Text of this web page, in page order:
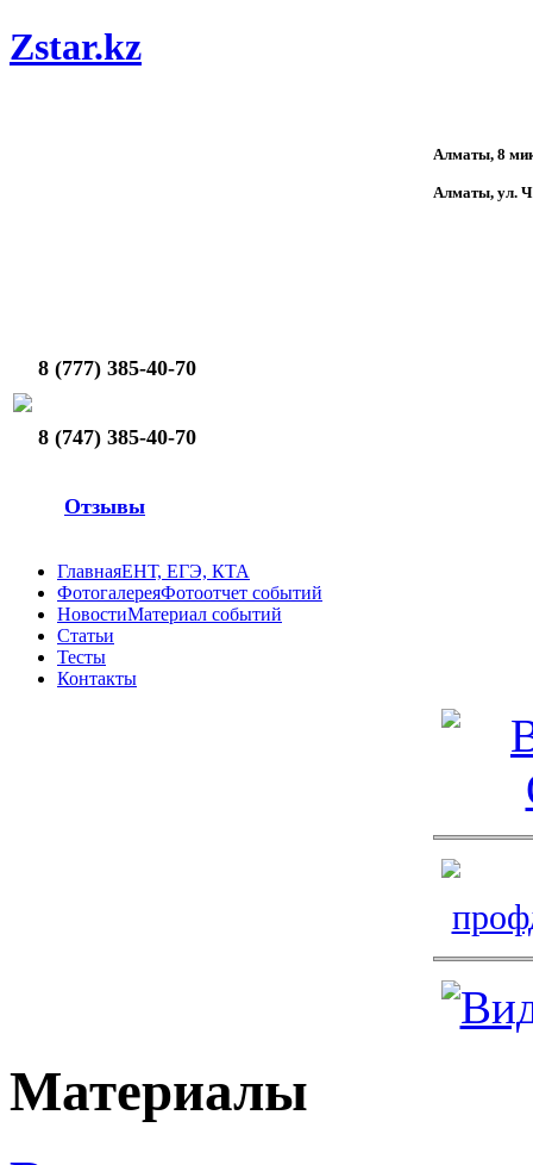
Zstar.kz
Алматы, 8
Алматы, ул.
8 (777) 385-40-70
8 (747) 385-40-70
Отзывы
ГлавнаяЕНТ, ЕГЭ, КТА
ФотогалереяФотоотчет событий
НовостиМатериал событий
Статьи
Тесты
Контакты
Материалы